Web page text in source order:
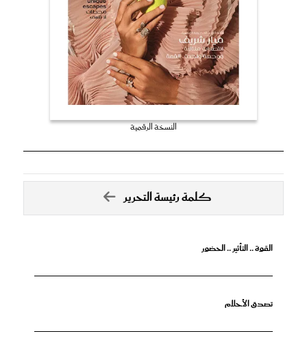
النسخة الرقمية
كلمة رئيسة التحرير
القوة .. التأثير .. الحضور
تصدق الأحلام